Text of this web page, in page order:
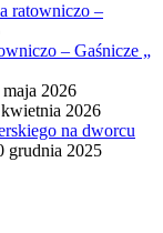
ratowniczo –
– Gaśnicze „
maja 2026
2026
na dworcu
grudnia 2025